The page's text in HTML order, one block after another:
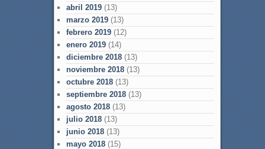
abril 2019(13)
marzo 2019(13)
febrero 2019(12)
enero 2019(14)
diciembre 2018(13)
noviembre 2018(13)
octubre 2018(13)
septiembre 2018(13)
agosto 2018(13)
julio 2018(13)
junio 2018(13)
mayo 2018(15)